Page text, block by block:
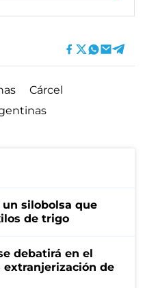
Cárcel
silobolsa que
de trigo
debatirá en el
extranjerización de